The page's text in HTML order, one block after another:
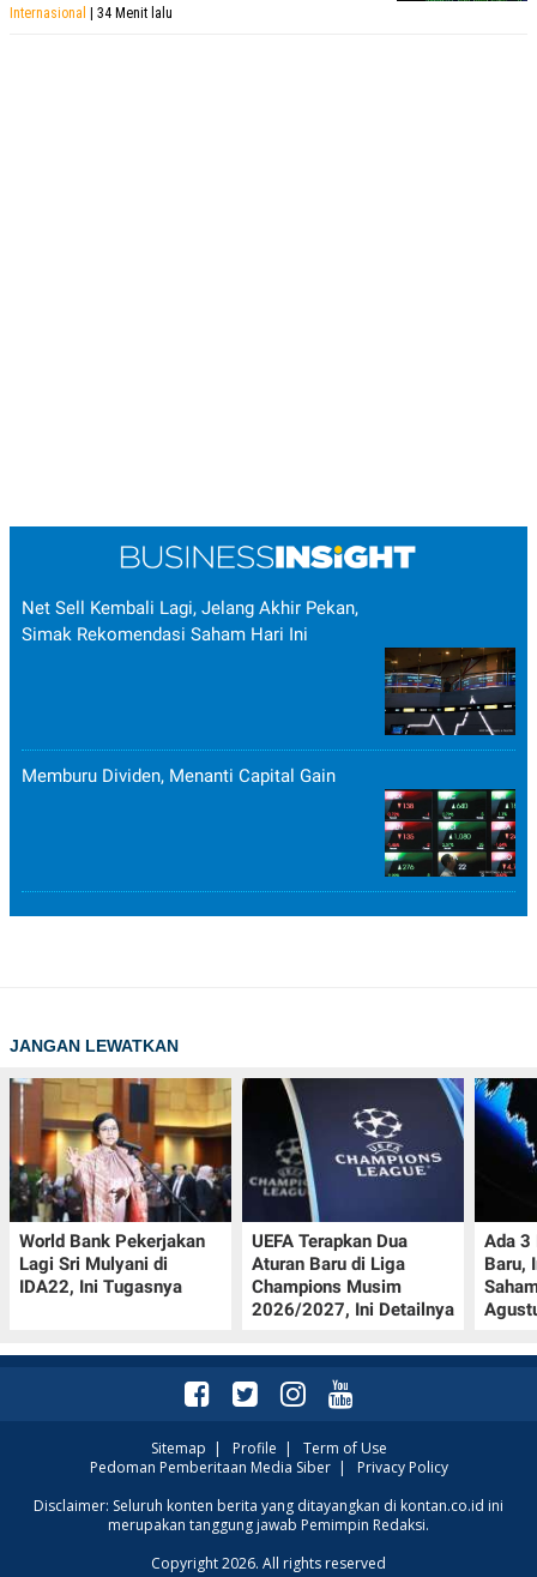
Internasional | 34 Menit lalu
Net Sell Kembali Lagi, Jelang Akhir Pekan,
Simak Rekomendasi Saham Hari Ini
Memburu Dividen, Menanti Capital Gain
JANGAN LEWATKAN
World Bank Pekerjakan
Lagi Sri Mulyani di
IDA22, Ini Tugasnya
UEFA Terapkan Dua
Aturan Baru di Liga
Champions Musim
2026/2027, Ini Detailnya
Ada 3
Baru,
Sitemap | Profile | Term of Use
Pedoman Pemberitaan Media Siber| Privacy Policy
Disclaimer: Seluruh konten berita yang ditayangkan di kontan.co.id ini
merupakan tanggung jawab Pemimpin Redaksi.
Copyright 2026. All rights reserved